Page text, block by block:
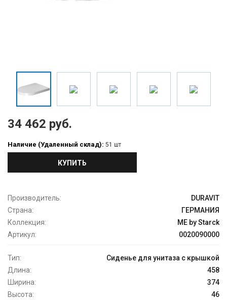
34 462 руб.
Наличие (Удаленный склад): 51 шт
КУПИТЬ
Производитель:
DURAVIT
Страна:
ГЕРМАНИЯ
Коллекция:
ME by Starck
Артикул:
0020090000
Тип:
Сиденье для унитаза с крышкой
Длина:
458
Ширина:
374
Высота:
46